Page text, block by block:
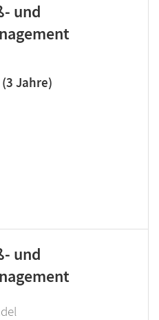
und
Jahre)
und